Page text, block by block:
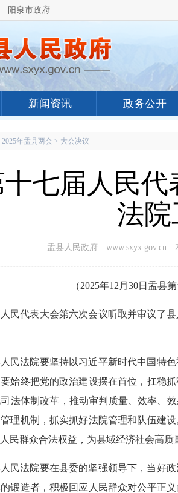
阳泉市政府
新闻资讯 政务公开
2025年盂县两会 > 大会决议
七届人民
法
盂县人民政府 www.sxyx.gov.cn
（2025年12月30日盂县
民代表大会第六次会议听取并审议了
民法院要坚持以习近平新时代中国特
始终把党的政治建设摆在首位，扛稳
法体制改革，推动审判质量、效率、
理机制，抓实抓好法院管理和队伍建
民群众合法权益，为县域经济社会高
民法院要在县委的坚强领导下，当好
锻造者，积极回应人民群众对公平正